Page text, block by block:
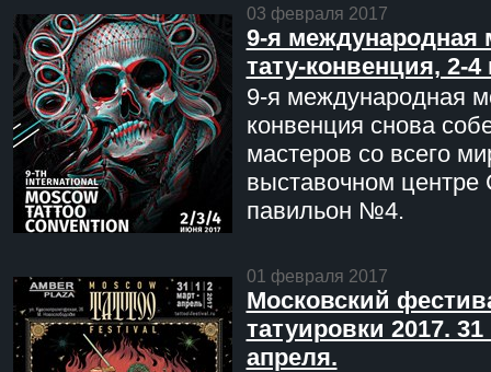
03 февраля 2017
9-я международная
тату-конвенция, 2-
9-я международная
конвенция снова
мастеров со всего
выставочном центре
павильон №4.
01 февраля 2017
Московский
татуировки 2017. 31
апреля.